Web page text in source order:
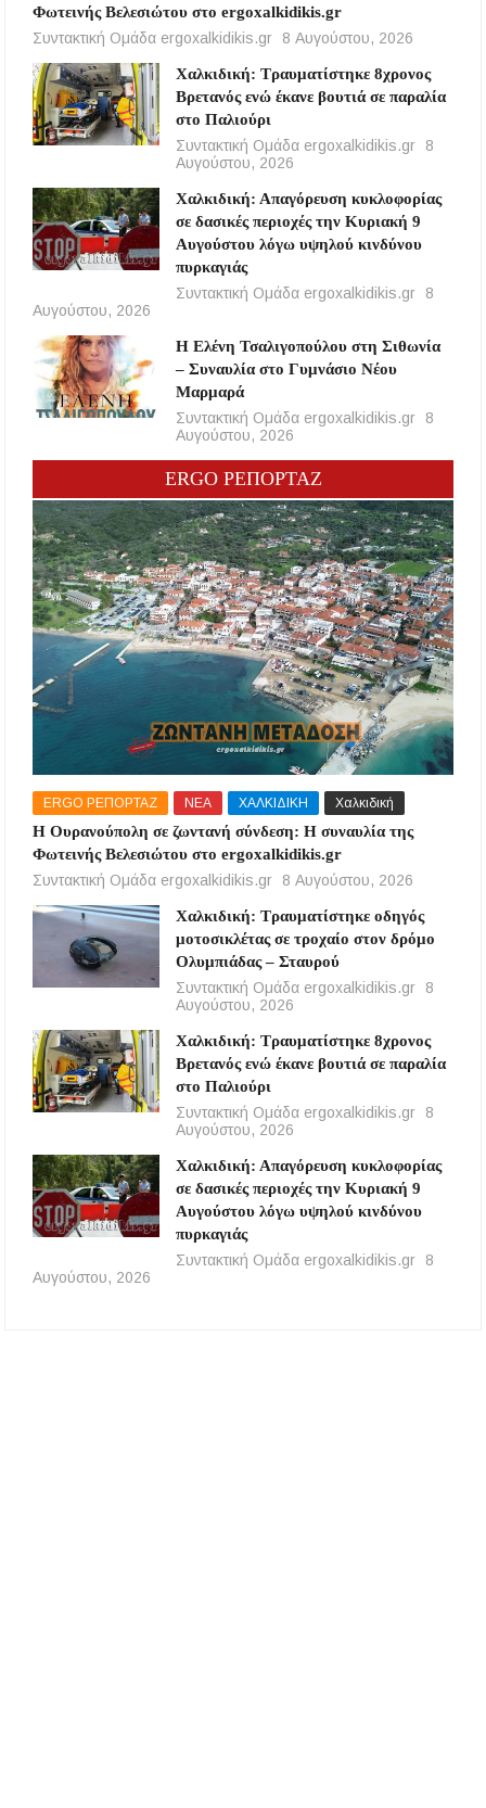
Φωτεινής Βελεσιώτου στο ergoxalkidikis.gr
Συντακτική Ομάδα ergoxalkidikis.gr
8 Αυγούστου, 2026
Χαλκιδική: Τραυματίστηκε 8χρονος
Βρετανός ενώ έκανε βουτιά σε παραλία
στο Παλιούρι
Συντακτική Ομάδα ergoxalkidikis.gr
8
Αυγούστου, 2026
Χαλκιδική: Απαγόρευση κυκλοφορίας
σε δασικές περιοχές την Κυριακή 9
Αυγούστου λόγω υψηλού κινδύνου
πυρκαγιάς
Συντακτική Ομάδα ergoxalkidikis.gr
8
Αυγούστου, 2026
Η Ελένη Τσαλιγοπούλου στη Σιθωνία
– Συναυλία στο Γυμνάσιο Νέου
Μαρμαρά
Συντακτική Ομάδα ergoxalkidikis.gr
8
Αυγούστου, 2026
ERGO ΡΕΠΟΡΤΑΖ
ERGO ΡΕΠΟΡΤΑΖ ΝΕΑ ΧΑΛΚΙΔΙΚΗ Χαλκιδική
Η Ουρανούπολη σε ζωντανή σύνδεση: Η συναυλία της
Φωτεινής Βελεσιώτου στο ergoxalkidikis.gr
Συντακτική Ομάδα ergoxalkidikis.gr
8 Αυγούστου, 2026
Χαλκιδική: Τραυματίστηκε οδηγός
μοτοσικλέτας σε τροχαίο στον δρόμο
Ολυμπιάδας – Σταυρού
Συντακτική Ομάδα ergoxalkidikis.gr
8
Αυγούστου, 2026
Χαλκιδική: Τραυματίστηκε 8χρονος
Βρετανός ενώ έκανε βουτιά σε παραλία
στο Παλιούρι
Συντακτική Ομάδα ergoxalkidikis.gr
8
Αυγούστου, 2026
Χαλκιδική: Απαγόρευση κυκλοφορίας
σε δασικές περιοχές την Κυριακή 9
Αυγούστου λόγω υψηλού κινδύνου
πυρκαγιάς
Συντακτική Ομάδα ergoxalkidikis.gr
8
Αυγούστου, 2026